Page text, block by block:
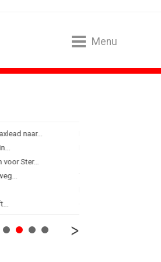
Menu
naar...
voor Ster...
Allianz Direct ‘kaapt’...
VanMoof zet